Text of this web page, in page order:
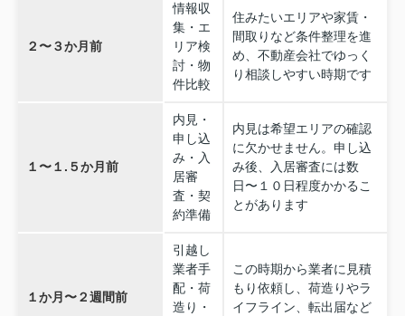
２〜３か月前
情報収
集・エ
リア検
討・物
件比較
住みたいエリアや家賃・
間取りなど条件整理を進
め、不動産会社でゆっく
り相談しやすい時期です
１〜１.５か月前
内見・
申し込
み・入
居審
査・契
約準備
内見は希望エリアの確認
に欠かせません。申し込
み後、入居審査には数
日〜１０日程度かかるこ
とがあります
１か月〜２週間前
引越し
業者手
配・荷
造り・
この時期から業者に見積
もり依頼し、荷造りやラ
イフライン、転出届など